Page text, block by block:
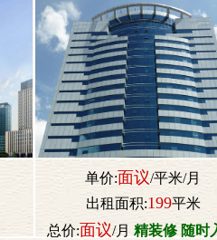
单价:面议/平米/月
出租面积:199平米
总价:面议/月 精装修 随时